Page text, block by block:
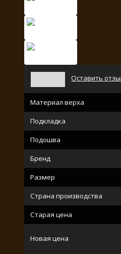
Оставить
Материал верха
Подкладка
Подошва
Бренд
Размер
Страна производства
Старая цена
Новая цена